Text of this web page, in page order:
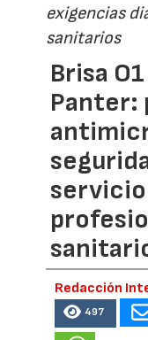
exigencias
sanitarios
Brisa
Redacción
497